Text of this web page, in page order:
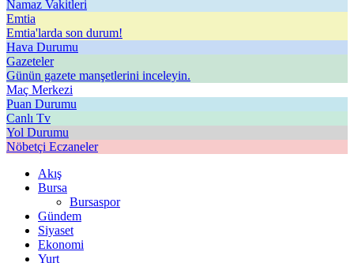
Namaz Vakitleri
Emtia
Emtia'larda son durum!
Hava Durumu
Gazeteler
Günün gazete manşetlerini inceleyin.
Maç Merkezi
Puan Durumu
Canlı Tv
Yol Durumu
Nöbetçi Eczaneler
Akış
Bursa
Bursaspor
Gündem
Siyaset
Ekonomi
Yurt